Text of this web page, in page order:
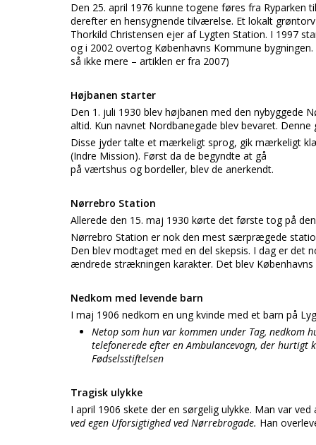
Den 25. april 1976 kunne togene føres fra Ryparken
derefter en hensygnende tilværelse. Et lokalt
Thorkild Christensen ejer af Lygten Station. I 1997
og i 2002 overtog Københavns Kommune
så ikke mere – artiklen er fra 2007)
Højbanen starter
Den 1. juli 1930 blev højbanen med den
altid. Kun navnet Nordbanegade blev bevaret.
Disse jyder talte et mærkeligt sprog, gik mærkeligt
(Indre Mission). Først da de begyndte at gå
på værtshus og bordeller, blev de anerkendt.
Nørrebro Station
Allerede den 15. maj 1930 kørte det første tog på
Nørrebro Station er nok den mest særprægede
Den blev modtaget med en del skepsis. I dag er det
ændrede strækningen karakter. Det blev
Nedkom med levende barn
I maj 1906 nedkom en ung kvinde med et barn på
Netop som hun var kommen under Tag, nedkom
telefonerede efter en Ambulancevogn, der
Fødselsstiftelsen
Tragisk ulykke
I april 1906 skete der en sørgelig ulykke. Man var
ved egen Uforsigtighed ved Nørrebrogade. Han